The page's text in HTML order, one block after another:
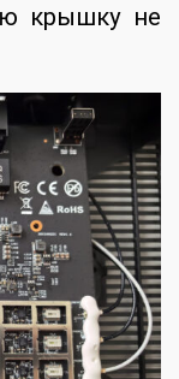
крышку не